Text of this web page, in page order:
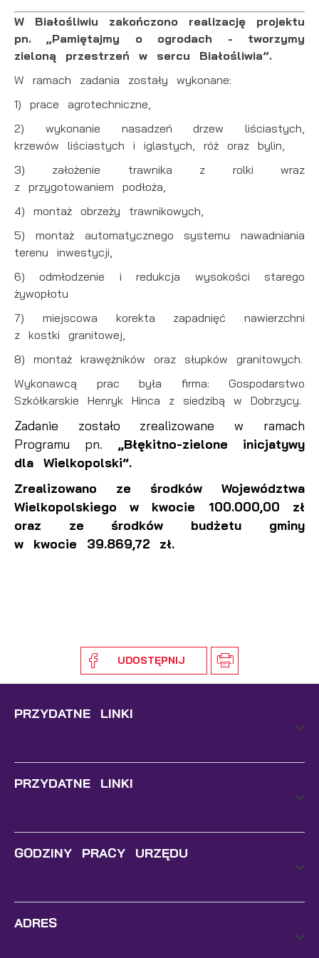
W Białośliwiu zakończono realizację projektu
pn. „Pamiętajmy o ogrodach - tworzymy
zieloną przestrzeń w sercu Białośliwia”.
W ramach zadania zostały wykonane:
1) prace agrotechniczne,
2) wykonanie nasadzeń drzew liściastych,
krzewów liściastych i iglastych, róż oraz bylin,
3) założenie trawnika z rolki wraz
z przygotowaniem podłoża,
4) montaż obrzeży trawnikowych,
5) montaż automatycznego systemu nawadniania
terenu inwestycji,
6) odmłodzenie i redukcja wysokości starego
żywopłotu
7) miejscowa korekta zapadnięć nawierzchni
z kostki granitowej,
8) montaż krawężników oraz słupków granitowych.
Wykonawcą prac była firma: Gospodarstwo
Szkółkarskie Henryk Hinca z siedzibą w Dobrzycy.
Zadanie zostało zrealizowane w ramach
Programu pn. „Błękitno-zielone inicjatywy
dla Wielkopolski”.
Zrealizowano ze środków Województwa
Wielkopolskiego w kwocie 100.000,00 zł
oraz ze środków budżetu gminy
w kwocie 39.869,72 zł.
UDOSTĘPNIJ
PRZYDATNE LINKI
PRZYDATNE LINKI
GODZINY PRACY URZĘDU
ADRES